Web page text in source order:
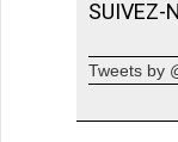
SUIVEZ-
Tweets by